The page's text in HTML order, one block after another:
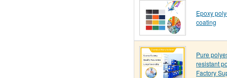
Epoxy
coating
Pure
resistant
Factory